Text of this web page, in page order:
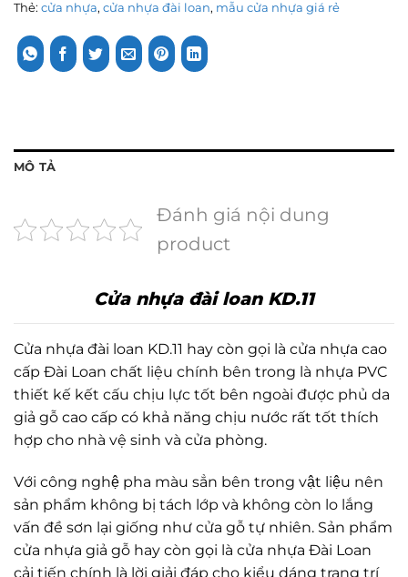
Thẻ: cửa nhựa, cửa nhựa đài loan, mẫu cửa nhựa giá rẻ
MÔ TẢ
Đánh giá nội dung
product
Cửa nhựa đài loan KD.11
Cửa nhựa đài loan KD.11 hay còn gọi là cửa nhựa cao
cấp Đài Loan chất liệu chính bên trong là nhựa PVC
thiết kế kết cấu chịu lực tốt bên ngoài được phủ da
giả gỗ cao cấp có khả năng chịu nước rất tốt thích
hợp cho nhà vệ sinh và cửa phòng.
Với công nghệ pha màu sẳn bên trong vật liệu nên
sản phẩm không bị tách lớp và không còn lo lắng
vấn đề sơn lại giống như cửa gỗ tự nhiên. Sản phẩm
cửa nhựa giả gỗ hay còn gọi là cửa nhựa Đài Loan
cải tiến chính là lời giải đáp cho kiểu dáng trang trí